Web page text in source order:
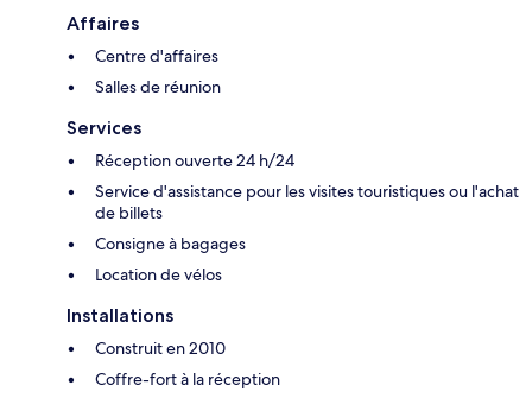
Affaires
Centre d'affaires
Salles de réunion
Services
Réception ouverte 24 h/24
Service d'assistance pour les visites touristiques ou l'achat
de billets
Consigne à bagages
Location de vélos
Installations
Construit en 2010
Coffre-fort à la réception